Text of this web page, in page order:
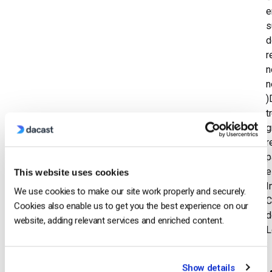
This website uses cookies
We use cookies to make our site work properly and securely.
Cookies also enable us to get you the best experience on our
website, adding relevant services and enriched content.
Show details
)
: